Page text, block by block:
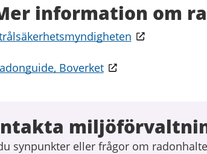
information om
Boverket
synpunkter eller frågor om